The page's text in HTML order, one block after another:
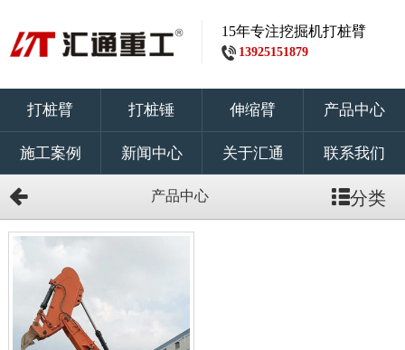
15年专注挖掘机打桩臂
13925151879
打桩臂 打桩锤 伸缩臂 产品中心
施工案例 新闻中心 关于汇通 联系我们
产品中心 分类